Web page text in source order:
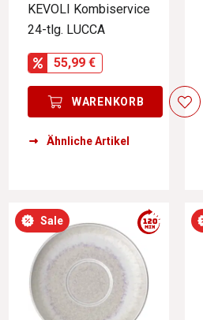
KEVOLI Kombiservice
24-tlg. LUCCA
55,99 €
WARENKORB
Ähnliche Artikel
Sale